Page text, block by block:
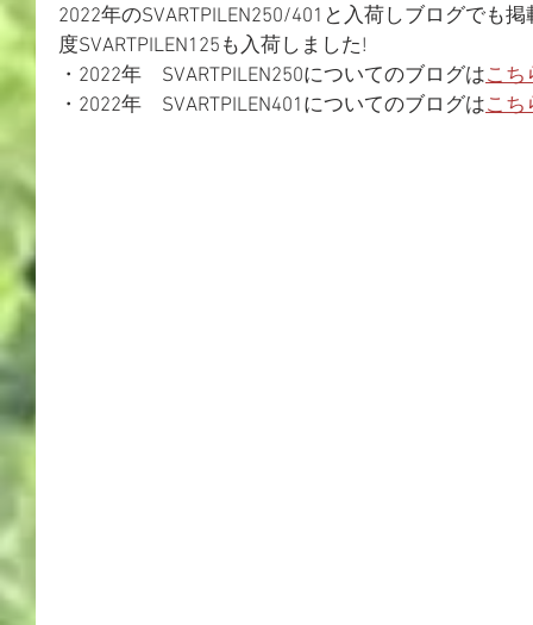
2022年のSVARTPILEN250/401と入荷しブログでも
度SVARTPILEN125も入荷しました!
・2022年　SVARTPILEN250についてのブログはこち
・2022年　SVARTPILEN401についてのブログはこち